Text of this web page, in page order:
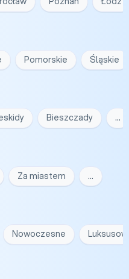
Pomorskie Śląskie
Bieszczady …
Za miastem …
Nowoczesne